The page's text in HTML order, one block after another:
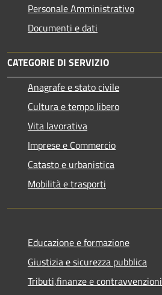
Personale Amministrativo
Documenti e dati
CATEGORIE DI SERVIZIO
Anagrafe e stato civile
Cultura e tempo libero
Vita lavorativa
Imprese e Commercio
Catasto e urbanistica
Mobilità e trasporti
Educazione e formazione
Giustizia e sicurezza pubblica
Tributi,finanze e contravvenzioni